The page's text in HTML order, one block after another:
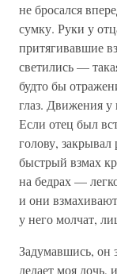
не бросался
сумку. Руки у
притягивавшие
светились —
будто бы
глаз. Движения
Если отец был
голову,
быстрый взмах
на бедрах —
и они
у него молчат,
Задумавшись, он
делает моя дочь,